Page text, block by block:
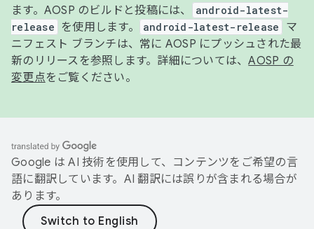
ます。AOSP のビルドと投稿には、
android-latest-
release
を使用します。 android-latest-release
マ
ニフェスト ブランチは、常に AOSP にプッシュされた最
新のリリースを参照します。詳細については、AOSP の
変更点をご覧ください。
Google は AI 技術を使用して、コンテンツをご希望の言
語に翻訳しています。AI 翻訳には誤りが含まれる場合が
あります。